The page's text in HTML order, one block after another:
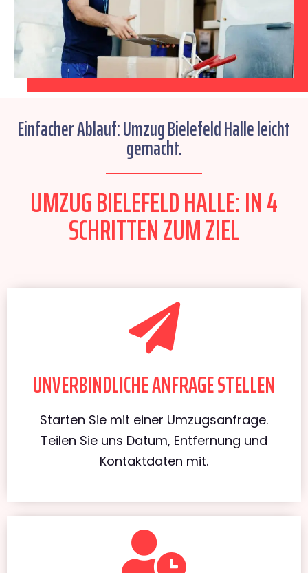
Einfacher Ablauf: Umzug Bielefeld Halle leicht
gemacht.
UMZUG BIELEFELD HALLE: IN 4
SCHRITTEN ZUM ZIEL
UNVERBINDLICHE ANFRAGE STELLEN
Starten Sie mit einer Umzugsanfrage.
Teilen Sie uns Datum, Entfernung und
Kontaktdaten mit.